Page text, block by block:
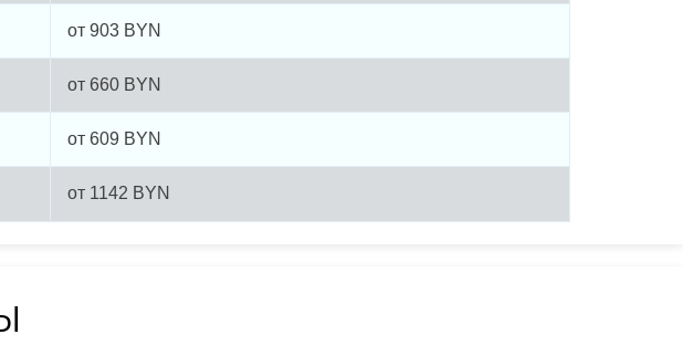
от 903 BYN
от 660 BYN
от 609 BYN
от 1142 BYN